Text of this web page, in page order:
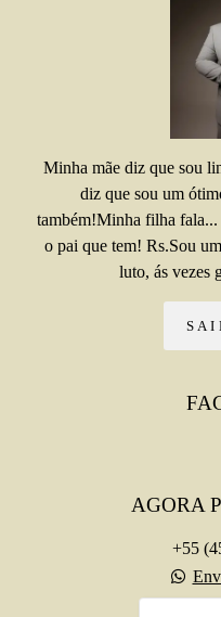
Minha mãe diz que sou
diz que sou um
também!Minha filha fala...
o pai que tem! Rs.Sou
luto, ás vezes
AGORA
+55